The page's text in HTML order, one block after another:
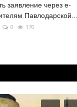
заявление через e-
Павлодарской...
0 170